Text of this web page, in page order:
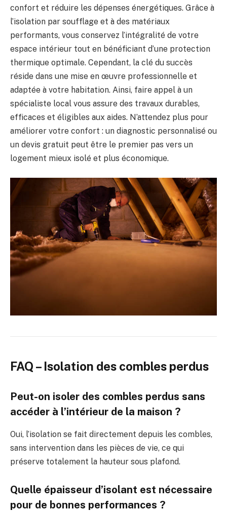
confort et réduire les dépenses énergétiques. Grâce à
l’isolation par soufflage et à des matériaux
performants, vous conservez l’intégralité de votre
espace intérieur tout en bénéficiant d’une protection
thermique optimale. Cependant, la clé du succès
réside dans une mise en œuvre professionnelle et
adaptée à votre habitation. Ainsi, faire appel à un
spécialiste local vous assure des travaux durables,
efficaces et éligibles aux aides. N’attendez plus pour
améliorer votre confort : un diagnostic personnalisé ou
un devis gratuit peut être le premier pas vers un
logement mieux isolé et plus économique.
FAQ – Isolation des combles perdus
Peut-on isoler des combles perdus sans
accéder à l’intérieur de la maison ?
Oui, l’isolation se fait directement depuis les combles,
sans intervention dans les pièces de vie, ce qui
préserve totalement la hauteur sous plafond.
Quelle épaisseur d’isolant est nécessaire
pour de bonnes performances ?